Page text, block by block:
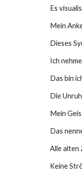
Es
Mein
Dieses
Ich
Das bin
Die
Mein
Das
Alle alten
Keine